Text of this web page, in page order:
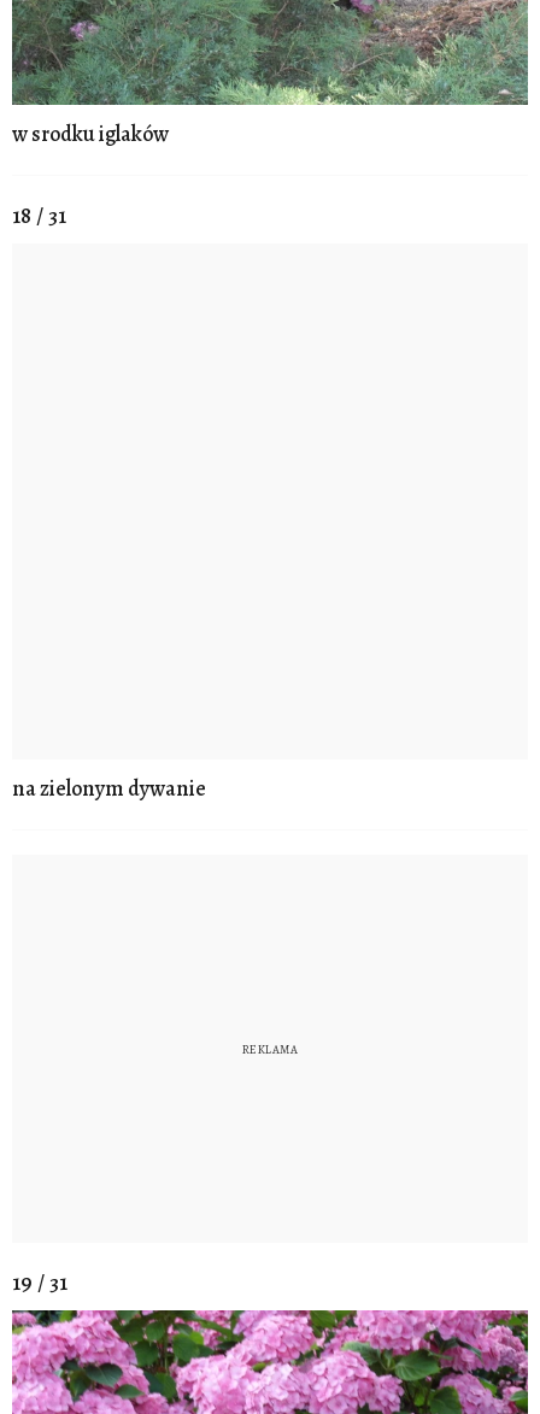
w srodku iglaków
18 / 31
na zielonym dywanie
19 / 31